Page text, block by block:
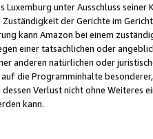
Luxemburg unter Ausschluss
Zuständigkeit der Gerichte im
kann Amazon bei einem
einer tatsächlichen oder
anderen natürlichen oder
auf die Programminhalte
Verlust nicht ohne Weiteres
kann.